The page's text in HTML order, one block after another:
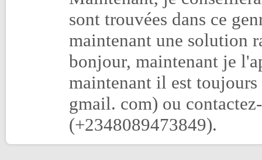
sont trouvées dans ce
maintenant une solution
bonjour, maintenant je
maintenant il est
gmail. com) ou
(+2348089473849).